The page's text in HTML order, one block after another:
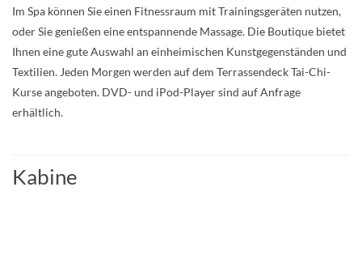
Im Spa können Sie einen Fitnessraum mit Trainingsgeräten nutzen,
oder Sie genießen eine entspannende Massage. Die Boutique bietet
Ihnen eine gute Auswahl an einheimischen Kunstgegenständen und
Textilien. Jeden Morgen werden auf dem Terrassendeck Tai-Chi-
Kurse angeboten. DVD- und iPod-Player sind auf Anfrage
erhältlich.
Kabine